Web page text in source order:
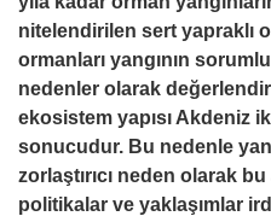
nitelendirilen sert yapraklı
ormanları yangının
nedenler olarak
ekosistem yapısı Akdeniz
sonucudur. Bu nedenle
zorlaştırıcı neden olarak
politikalar ve yaklaşımlar